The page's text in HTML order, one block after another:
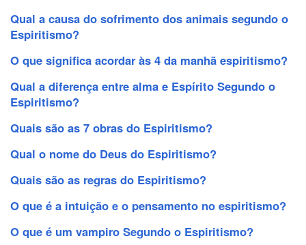
Qual a causa do sofrimento dos animais segundo o
Espiritismo?
O que significa acordar às 4 da manhã espiritismo?
Qual a diferença entre alma e Espírito Segundo o
Espiritismo?
Quais são as 7 obras do Espiritismo?
Qual o nome do Deus do Espiritismo?
Quais são as regras do Espiritismo?
O que é a intuição e o pensamento no espiritismo?
O que é um vampiro Segundo o Espiritismo?